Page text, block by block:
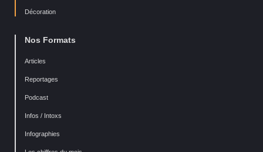
Décoration
Nos Formats
Articles
Reportages
Podcast
Infos / Intoxs
Infographies